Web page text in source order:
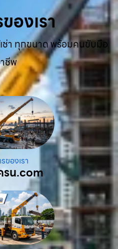
องเรา
ช่า ทุกขนาด พร้อมคนขับมือ
ชีพ
ของเรา
รน.com